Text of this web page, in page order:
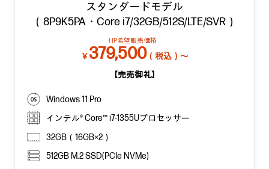
スタンダードモデル
（8P9K5PA・Core i7/32GB/512S/LTE/SVR）
HP希望販売価格
￥379,500（税込）～
【完売御礼】
Windows 11 Pro
インテル® Core™ i7-1355Uプロセッサー
32GB（16GB×2）
512GB M.2 SSD(PCIe NVMe)